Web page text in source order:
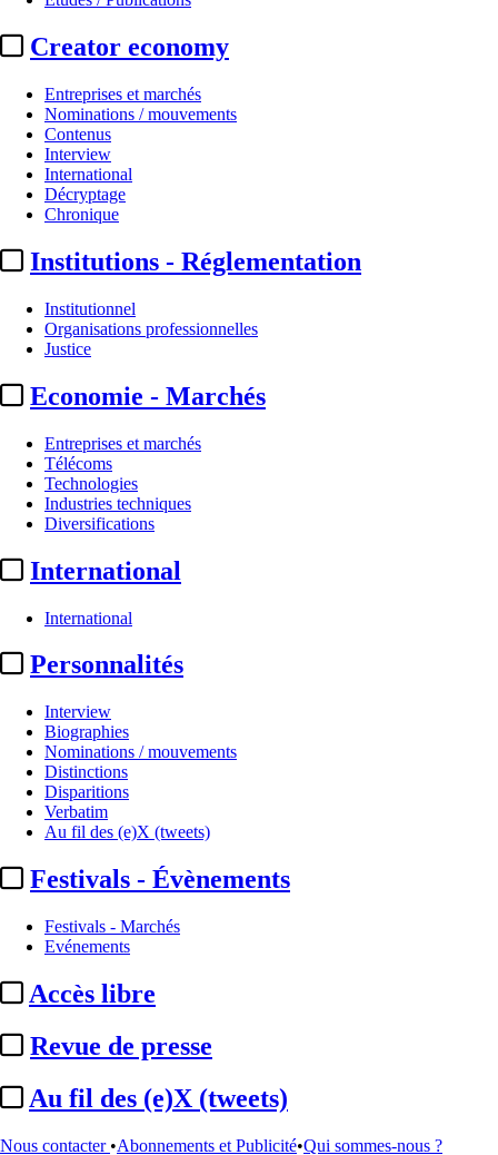
Creator economy
Entreprises et marchés
Nominations / mouvements
Contenus
Interview
International
Décryptage
Chronique
Institutions - Réglementation
Institutionnel
Organisations professionnelles
Justice
Economie - Marchés
Entreprises et marchés
Télécoms
Technologies
Industries techniques
Diversifications
International
International
Personnalités
Interview
Biographies
Nominations / mouvements
Distinctions
Disparitions
Verbatim
Au fil des (e)X (tweets)
Festivals - Évènements
Festivals - Marchés
Evénements
Accès libre
Revue de presse
Au fil des (e)X (tweets)
Nous contacter •Abonnements et Publicité•Qui sommes-nous ?
Groupe M6 : départ de Jérôme Fouqueray, DG programmes et ...
Institutionnel
européennes ...
Documentaire sur grand écran :départ de la présidente Annick